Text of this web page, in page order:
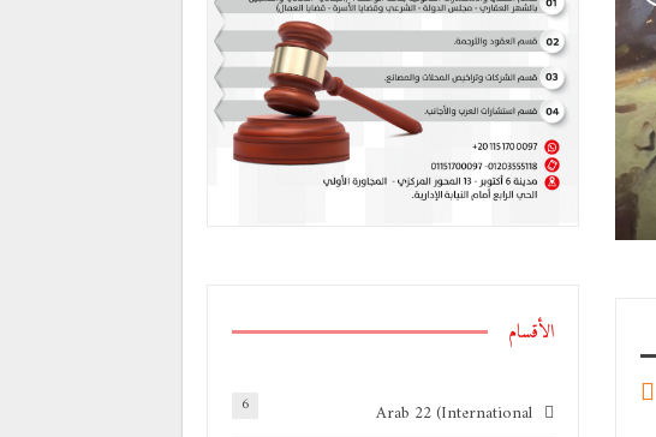
الأقسام
Arab 22 (International
6